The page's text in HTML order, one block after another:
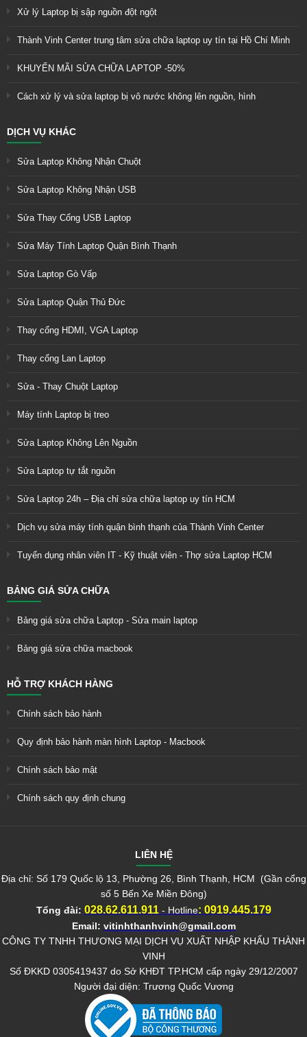
Xử lý Laptop bị sập nguồn đột ngột
Thành Vinh Center trung tâm sửa chữa laptop uy tín tại Hồ Chí Minh
KHUYẾN MÃI SỬA CHỮA LAPTOP -50%
Cách xử lý và sửa laptop bị vô nước không lên nguồn, hình
DỊCH VỤ KHÁC
Sửa Laptop Không Nhận Chuột
Sửa Laptop Không Nhận USB
Sửa Thay Cổng USB Laptop
Sửa Máy Tính Laptop Quận Bình Thạnh
Sửa Laptop Gò Vấp
Sửa Laptop Quận Thủ Đức
Thay cổng HDMI, VGA Laptop
Thay cổng Lan Laptop
Sửa - Thay Chuột Laptop
Máy tính Laptop bị treo
Sửa Laptop Không Lên Nguồn
Sửa Laptop tự tắt nguồn
Sửa Laptop 24h – Địa chỉ sửa chữa laptop uy tín HCM
Dịch vụ sửa máy tính quận bình thạnh của Thành Vinh Center
Tuyển dụng nhân viên IT - Kỹ thuật viên - Thợ sửa Laptop HCM
BẢNG GIÁ SỬA CHỮA
Bảng giá sửa chữa Laptop - Sửa main laptop
Bảng giá sửa chữa macbook
HỖ TRỢ KHÁCH HÀNG
Chính sách bảo hành
Quy định bảo hành màn hình Laptop - Macbook
Chính sách bảo mật
Chính sách quy định chung
LIÊN HỆ
Địa chỉ: Số 179 Quốc lộ 13, Phường 26, Bình Thạnh, HCM (Gần cổng
số 5 Bến Xe Miền Đông)
Tổng đài: 028.62.611.911 - Hotline: 0919.445.179
Email: vitinhthanhvinh@gmail.com
CÔNG TY TNHH THƯƠNG MẠI DỊCH VỤ XUẤT NHẬP KHẨU THÀNH
VINH
Số ĐKKD 0305419437 do Sở KHĐT TP.HCM cấp ngày 29/12/2007
Người đại diện: Trương Quốc Vương